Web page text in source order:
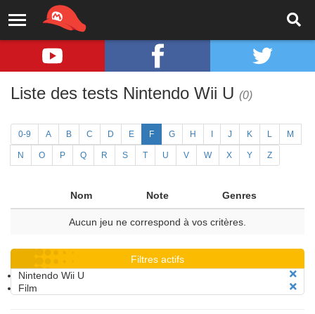
Liste des tests Nintendo Wii U (0)
0-9 A B C D E F G H J K L M
N O P Q R S T U V W X Y Z
Nom Note Genres
Aucun jeu ne correspond à vos critères.
Filtres actifs
Nintendo Wii U
Film